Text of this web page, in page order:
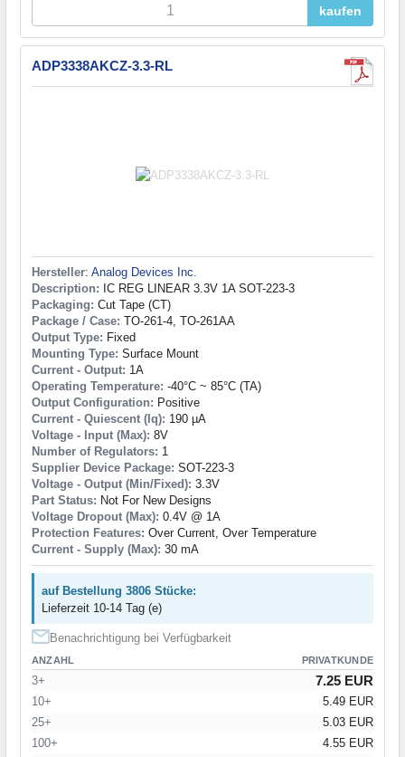
kaufen
ADP3338AKCZ-3.3-RL
Hersteller: Analog Devices Inc.
Description: IC REG LINEAR 3.3V 1A SOT-223-3
Packaging: Cut Tape (CT)
Package / Case: TO-261-4, TO-261AA
Output Type: Fixed
Mounting Type: Surface Mount
Current - Output: 1A
Operating Temperature: -40°C ~ 85°C (TA)
Output Configuration: Positive
Current - Quiescent (Iq): 190 µA
Voltage - Input (Max): 8V
Number of Regulators: 1
Supplier Device Package: SOT-223-3
Voltage - Output (Min/Fixed): 3.3V
Part Status: Not For New Designs
Voltage Dropout (Max): 0.4V @ 1A
Protection Features: Over Current, Over Temperature
Current - Supply (Max): 30 mA
auf Bestellung 3806 Stücke:
Lieferzeit 10-14 Tag (e)
Benachrichtigung bei Verfügbarkeit
ANZAHL PRIVATKUNDE
3+ 7.25 EUR
10+
5.49 EUR
25+
5.03 EUR
100+
4.55 EUR